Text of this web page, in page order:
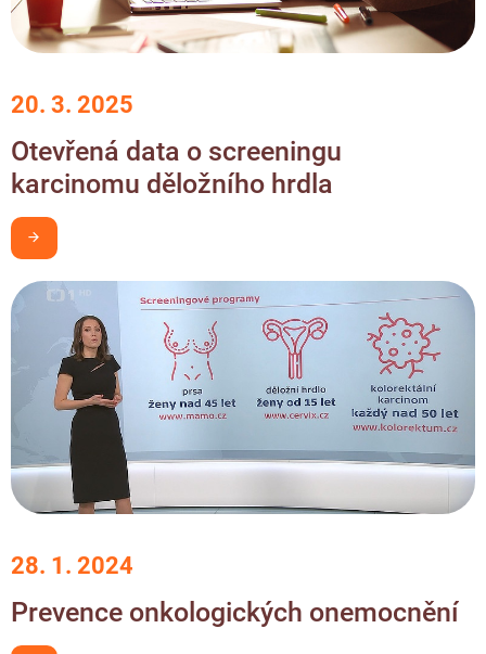
20. 3. 2025
Otevřená data o screeningu
karcinomu děložního hrdla
28. 1. 2024
Prevence onkologických onemocnění